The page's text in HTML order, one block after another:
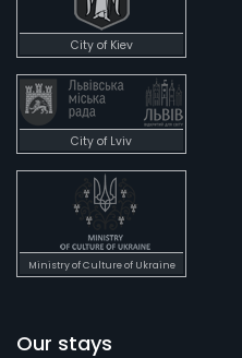
City of Kiev
City of Lviv
Ministry of Culture of Ukraine
Our stays